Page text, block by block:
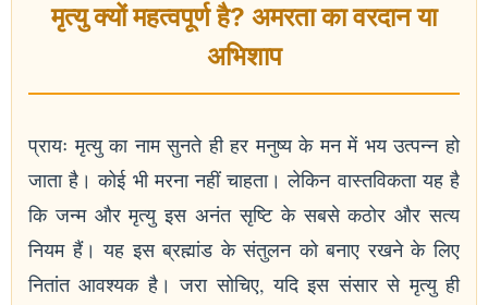
मृत्यु क्यों महत्वपूर्ण है? अमरता का वरदान या
अभिशाप
प्रायः मृत्यु का नाम सुनते ही हर मनुष्य के मन में भय उत्पन्न हो
जाता है। कोई भी मरना नहीं चाहता। लेकिन वास्तविकता यह है
कि जन्म और मृत्यु इस अनंत सृष्टि के सबसे कठोर और सत्य
नियम हैं। यह इस ब्रह्मांड के संतुलन को बनाए रखने के लिए
नितांत आवश्यक है। जरा सोचिए, यदि इस संसार से मृत्यु ही